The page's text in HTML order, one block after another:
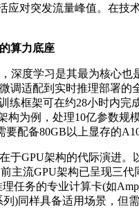
应对突发流量峰值。在技
算力底座
度学习是其最为核心也
调适配到实时推理部署的
练框架可在约28小时内
构为例，处理10亿参数
配备80GB以上显存的
架构的代际演进。
主流GPU架构已呈现三
任务的专业计算卡(如
)同样具备适用场景，但